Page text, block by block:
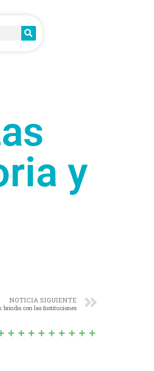
y
NOTICIA SIGUIENTE
brindis con las Instituciones